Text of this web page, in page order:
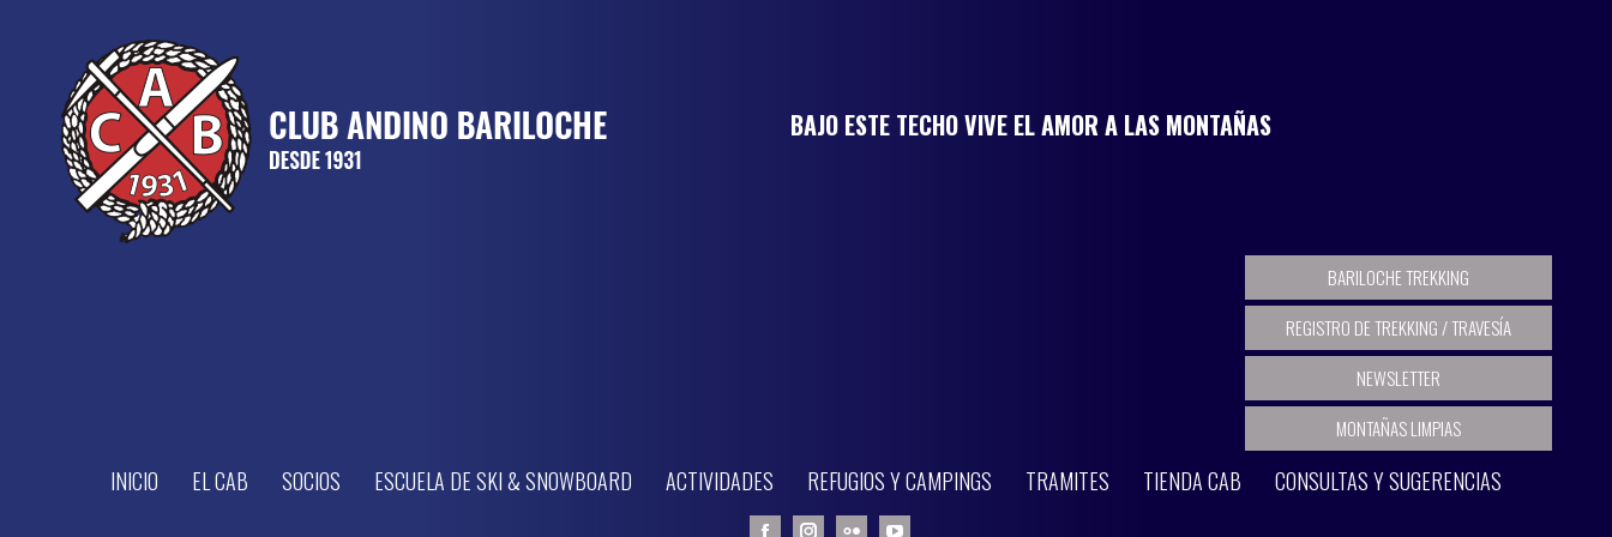
BAJO ESTE TECHO VIVE EL AMOR A LAS MONTAÑAS
BARILOCHE TREKKING
REGISTRO DE TREKKING / TRAVESÍA
NEWSLETTER
MONTAÑAS LIMPIAS
INICIO EL CAB SOCIOS ESCUELA DE SKI & SNOWBOARD ACTIVIDADES REFUGIOS Y CAMPINGS TRAMITES TIENDA CAB CONSULTAS Y SUGERENCIAS